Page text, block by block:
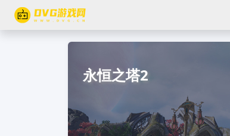
永恒之塔2